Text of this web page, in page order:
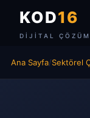
KOD16
DIJITAL
Ana Sayfa/Sektörel